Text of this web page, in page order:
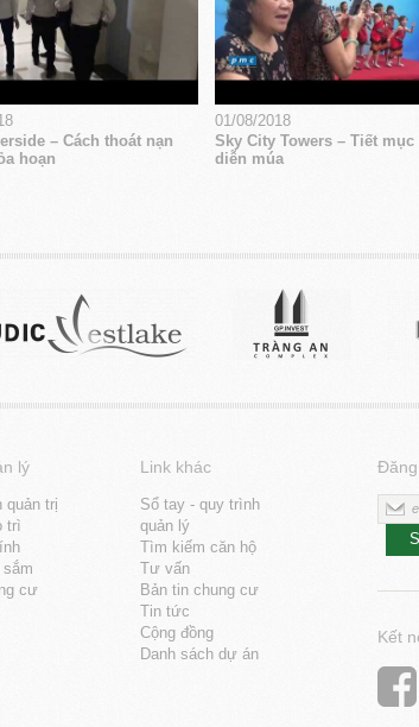
– Cách thoát nạn
hoạn
01/08/2018
Sky City Towers – Tiết mục
diễn múa
lý
quản trị
trì
cư
Link khác
Sổ tay - quy trình
quản lý
Tìm kiếm căn hộ
Tư vấn
Bản tin chung cư
Tin tức
Cộng đồng
Danh sách dự án
Kết